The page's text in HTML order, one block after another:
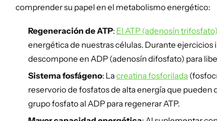
comprender su papel en el metabolismo energético:
Regeneración de ATP: El ATP (adenosín
energética de nuestras células. Durante ejercicios
descompone en ADP (adenosín difosfato) para
Sistema fosfágeno: La creatina fosforilada
reservorio de fosfatos de alta energía que pueden
grupo fosfato al ADP para regenerar ATP.